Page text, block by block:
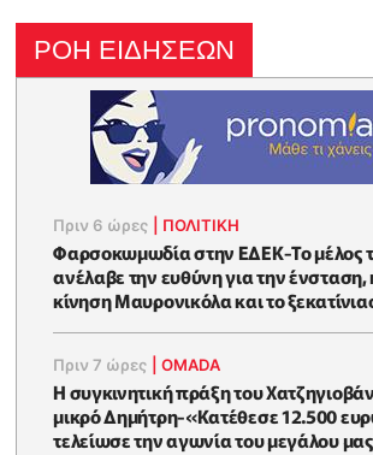
ΡΟΗ ΕΙΔΗΣΕΩΝ
Πριν 6 ώρες ΠΟΛΙΤΙΚΗ
Φαρσοκωμωδία στην ΕΔΕΚ-Το μέλος
ανέλαβε την ευθύνη για την
κίνηση Μαυρονικόλα και το
Πριν 7 ώρες |OMADA
Η συγκινητική πράξη του
μικρό Δημήτρη-«Κατέθεσε 12.500
τελείωσε την αγωνία του μεγάλου